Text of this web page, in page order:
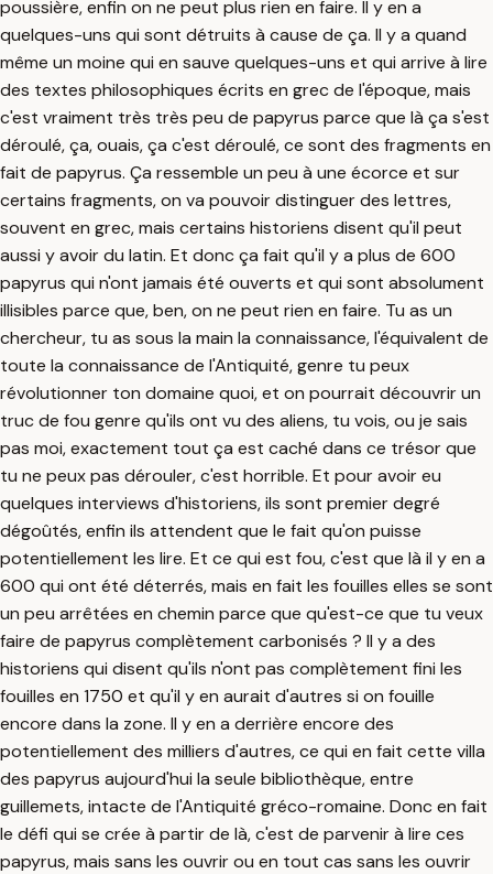
poussière, enfin on ne peut plus rien en faire. Il y en a
quelques-uns qui sont détruits à cause de ça. Il y a quand
même un moine qui en sauve quelques-uns et qui arrive à lire
des textes philosophiques écrits en grec de l'époque, mais
c'est vraiment très très peu de papyrus parce que là ça s'est
déroulé, ça, ouais, ça c'est déroulé, ce sont des fragments en
fait de papyrus. Ça ressemble un peu à une écorce et sur
certains fragments, on va pouvoir distinguer des lettres,
souvent en grec, mais certains historiens disent qu'il peut
aussi y avoir du latin. Et donc ça fait qu'il y a plus de 600
papyrus qui n'ont jamais été ouverts et qui sont absolument
illisibles parce que, ben, on ne peut rien en faire. Tu as un
chercheur, tu as sous la main la connaissance, l'équivalent de
toute la connaissance de l'Antiquité, genre tu peux
révolutionner ton domaine quoi, et on pourrait découvrir un
truc de fou genre qu'ils ont vu des aliens, tu vois, ou je sais
pas moi, exactement tout ça est caché dans ce trésor que
tu ne peux pas dérouler, c'est horrible. Et pour avoir eu
quelques interviews d'historiens, ils sont premier degré
dégoûtés, enfin ils attendent que le fait qu'on puisse
potentiellement les lire. Et ce qui est fou, c'est que là il y en a
600 qui ont été déterrés, mais en fait les fouilles elles se sont
un peu arrêtées en chemin parce que qu'est-ce que tu veux
faire de papyrus complètement carbonisés ? Il y a des
historiens qui disent qu'ils n'ont pas complètement fini les
fouilles en 1750 et qu'il y en aurait d'autres si on fouille
encore dans la zone. Il y en a derrière encore des
potentiellement des milliers d'autres, ce qui en fait cette villa
des papyrus aujourd'hui la seule bibliothèque, entre
guillemets, intacte de l'Antiquité gréco-romaine. Donc en fait
le défi qui se crée à partir de là, c'est de parvenir à lire ces
papyrus, mais sans les ouvrir ou en tout cas sans les ouvrir